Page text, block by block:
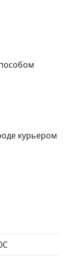
курьером